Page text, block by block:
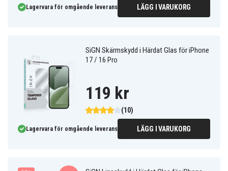
Lagervara för omgående leverans LÄGG I VARUKORG
SiGN Skärmskydd i Härdat Glas för iPhone
17 / 16 Pro
(10)
119 kr
Lagervara för omgående leverans LÄGG I VARUKORG